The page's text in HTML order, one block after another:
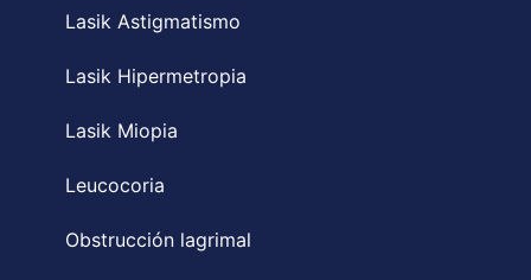
Lasik Astigmatismo
Lasik Hipermetropia
Lasik Miopia
Leucocoria
Obstrucción lagrimal